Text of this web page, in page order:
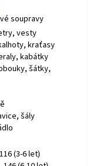
soupravy
vesty
kraťasy
kabátky
šátky,
šály
(3-6 let)